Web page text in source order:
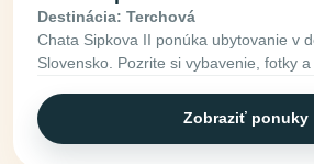
Destinácia: Terchová
Chata Sipkova II ponúka ubytovanie v
Slovensko. Pozrite si vybavenie, fotky
Zobraziť ponuky